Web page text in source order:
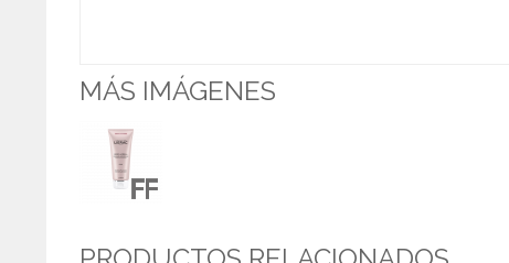
MÁS IMÁGENES